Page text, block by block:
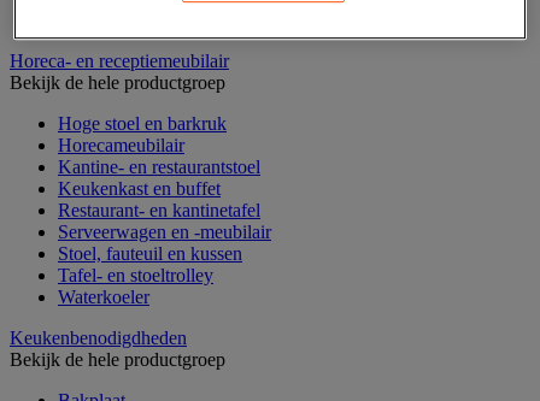
Horeca- en receptiemeubilair
Bekijk de hele productgroep
Hoge stoel en barkruk
Horecameubilair
Kantine- en restaurantstoel
Keukenkast en buffet
Restaurant- en kantinetafel
Serveerwagen en -meubilair
Stoel, fauteuil en kussen
Tafel- en stoeltrolley
Waterkoeler
Keukenbenodigdheden
Bekijk de hele productgroep